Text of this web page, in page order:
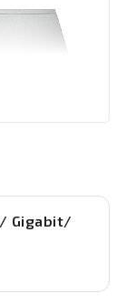
Gigabit/